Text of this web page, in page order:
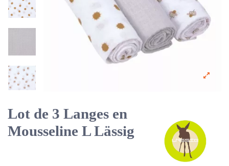
Lot de 3 Langes en
Mousseline L Lässig